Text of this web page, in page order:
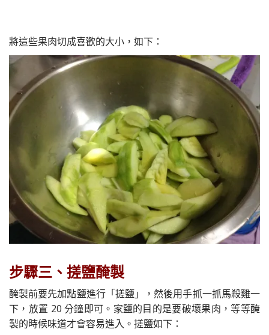
將這些果肉切成喜歡的大小，如下：
步驟三、搓鹽醃製
醃製前要先加點鹽進行「搓鹽」，然後用手抓一抓馬殺雞一
下，放置 20 分鐘即可。家鹽的目的是要破壞果肉，等等醃
製的時候味道才會容易進入。搓鹽如下：